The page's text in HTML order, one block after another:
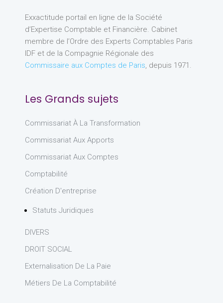
Exxactitude portail en ligne de la Société
d’Expertise Comptable et Financière. Cabinet
membre de l’Ordre des Experts Comptables Paris
IDF et de la Compagnie Régionale des
Commissaire aux Comptes de Paris, depuis 1971.
Les Grands sujets
Commissariat À La Transformation
Commissariat Aux Apports
Commissariat Aux Comptes
Comptabilité
Création D'entreprise
Statuts Juridiques
DIVERS
DROIT SOCIAL
Externalisation De La Paie
Métiers De La Comptabilité